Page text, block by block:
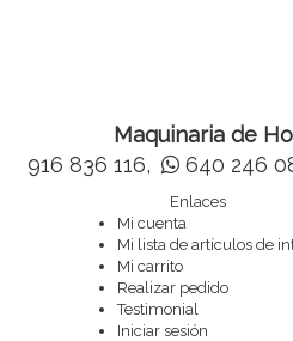
Maquinaria de
916 836 116,
640 246
Enlaces
Mi cuenta
Mi lista de artículos de
Mi carrito
Realizar pedido
Testimonial
Iniciar sesión